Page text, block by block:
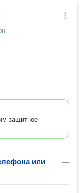
защитное
или
—